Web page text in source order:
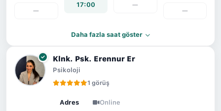
—
17:00 —
—
Daha fazla saat göster
Klnk. Psk. Erennur Er
Psikoloji
1 görüş
Adres Online